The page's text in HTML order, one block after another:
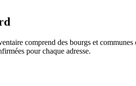
comprend des bourgs et
pour chaque adresse.